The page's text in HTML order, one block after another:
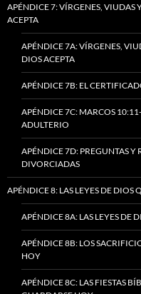
APÉNDICE 7: VÍRGENES, VIUDAS
ACEPTA
APÉNDICE 7A: VÍRGENES,
DIOS ACEPTA
APÉNDICE 7B: EL
APÉNDICE 7C: MARCOS
ADULTERIO
APÉNDICE 7D: PREGUNTAS Y
DIVORCIADAS
APÉNDICE 8: LAS LEYES DE DIOS
APÉNDICE 8A: LAS LEYES DE
APÉNDICE 8B: LOS
HOY
APÉNDICE 8C: LAS FIESTAS